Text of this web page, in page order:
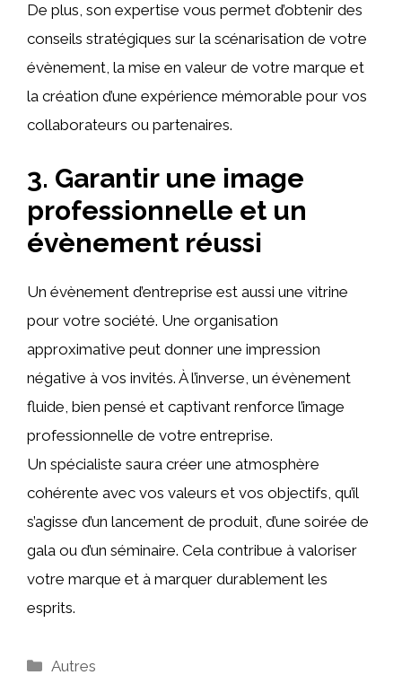
De plus, son expertise vous permet d’obtenir des
conseils stratégiques sur la scénarisation de votre
évènement, la mise en valeur de votre marque et
la création d’une expérience mémorable pour vos
collaborateurs ou partenaires.
3. Garantir une image
professionnelle et un
évènement réussi
Un évènement d’entreprise est aussi une vitrine
pour votre société. Une organisation
approximative peut donner une impression
négative à vos invités. À l’inverse, un évènement
fluide, bien pensé et captivant renforce l’image
professionnelle de votre entreprise.
Un spécialiste saura créer une atmosphère
cohérente avec vos valeurs et vos objectifs, qu’il
s’agisse d’un lancement de produit, d’une soirée de
gala ou d’un séminaire. Cela contribue à valoriser
votre marque et à marquer durablement les
esprits.
Catégories
Autres